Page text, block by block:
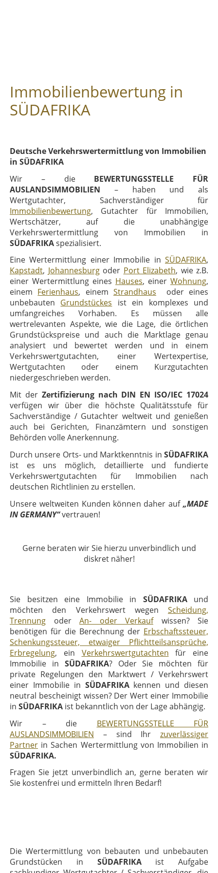
Immobilienbewertung in
SÜDAFRIKA
Deutsche Verkehrswertermittlung von Immobilien
in SÜDAFRIKA
Wir – die BEWERTUNGSSTELLE FÜR
AUSLANDSIMMOBILIEN – haben und als
Wertgutachter, Sachverständiger für
Immobilienbewertung, Gutachter für Immobilien,
Wertschätzer, auf die unabhängige
Verkehrswertermittlung von Immobilien in
SÜDAFRIKAspezialisiert.
Eine Wertermittlung einer Immobilie in SÜDAFRIKA,
Kapstadt, Johannesburgoder Port Elizabeth, wie z.B.
einer Wertermittlung eines Hauses, einer Wohnung,
einem Ferienhaus, einemStrandhaus oder eines
unbebauten Grundstückes ist ein komplexes und
umfangreiches Vorhaben. Es müssen alle
wertrelevanten Aspekte, wie die Lage, die örtlichen
Grundstückspreise und auch die Marktlage genau
analysiert und bewertet werden und in einem
Verkehrswertgutachten, einer Wertexpertise,
Wertgutachten oder einem Kurzgutachten
niedergeschrieben werden.
Mit der Zertifizierung nach DIN EN ISO/IEC 17024
verfügen wir über die höchste Qualitätsstufe für
Sachverständige / Gutachter weltweit und genießen
auch bei Gerichten, Finanzämtern und sonstigen
Behörden volle Anerkennung.
Durch unsere Orts- und Marktkenntnis in SÜDAFRIKA
ist es uns möglich, detaillierte und fundierte
Verkehrswertgutachten für Immobilien nach
deutschen Richtlinien zu erstellen.
Unsere weltweiten Kunden können daher auf „MADE
IN GERMANY“vertrauen!
Gerne beraten wir Sie hierzu unverbindlich und
diskret näher!
Sie besitzen eine Immobilie in SÜDAFRIKAund
möchten den Verkehrswert wegen Scheidung,
Trennung oder An- oder Verkaufwissen? Sie
benötigen für die Berechnung der Erbschaftssteuer,
Schenkungssteuer, etwaiger Pflichtteilsansprüche,
Erbregelung, ein Verkehrswertgutachten für eine
Immobilie in SÜDAFRIKA? Oder Sie möchten für
private Regelungen den Marktwert / Verkehrswert
einer Immobilie in SÜDAFRIKAkennen und diesen
neutral bescheinigt wissen? Der Wert einer Immobilie
in SÜDAFRIKA ist bekanntlich von der Lage abhängig.
Wir – die BEWERTUNGSSTELLE FÜR
AUSLANDSIMMOBILIEN – sind Ihr zuverlässiger
Partner in Sachen Wertermittlung von Immobilien in
SÜDAFRIKA.
Fragen Sie jetzt unverbindlich an, gerne beraten wir
Sie kostenfrei und ermitteln Ihren Bedarf!
Die Wertermittlung von bebauten und unbebauten
Grundstücken in SÜDAFRIKAist Aufgabe